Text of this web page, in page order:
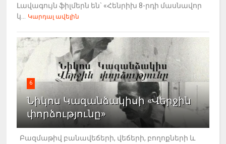
Լավագույն ֆիլմերն են` «Հենրիխ 8-րդի մասնավոր
կ...
Կարդալ ավելին
6
Նիկոս Կազանձակիսի «Վերջին
փորձությունը»
Բազմաթիվ բանավեճերի, վեճերի, բողոքների և